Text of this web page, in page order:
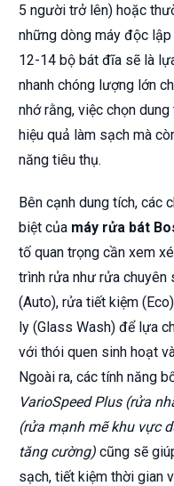
5 người trở lên) hoặc
những dòng máy độc
12-14 bộ bát đĩa sẽ là
nhanh chóng lượng lớn
nhớ rằng, việc chọn
hiệu quả làm sạch mà
năng tiêu thụ.
Bên cạnh dung tích, các
biệt của máy rửa bát
tố quan trọng cần xem
trình rửa như rửa
(Auto), rửa tiết kiệm
ly (Glass Wash) để lựa
với thói quen sinh hoạt
Ngoài ra, các tính năng
VarioSpeed Plus (rửa
(rửa mạnh mẽ khu vực
tăng cường) cũng sẽ
sạch, tiết kiệm thời gian